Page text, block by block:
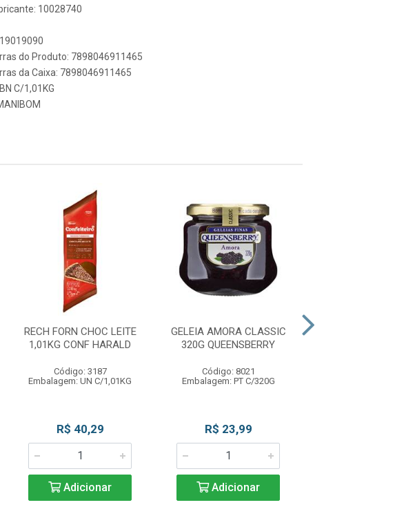
10028740
do Produto: 7898046911465
da Caixa: 7898046911465
C/1,01KG
RECH FORN CHOC LEITE
1,01KG CONF HARALD
Código: 3187
Embalagem: UN C/1,01KG
R$ 40,29
Adicionar
GELEIA AMORA CLASSIC
320G QUEENSBERRY
Código: 8021
Embalagem: PT C/320G
R$ 23,99
Adicionar